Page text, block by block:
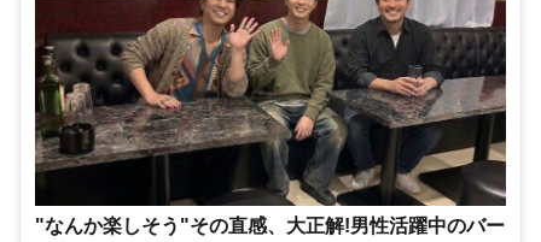
"なんか楽しそう"その直感、大正解!男性活躍中のバー